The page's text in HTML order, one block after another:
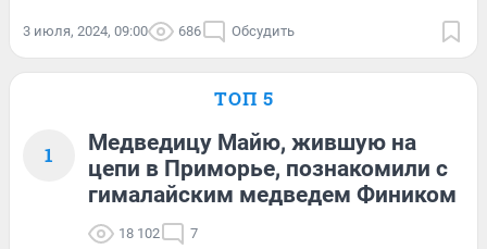
3 июля, 2024, 09:00 686 Обсудить
ТОП 5
1
Медведицу Майю, жившую на
цепи в Приморье, познакомили с
гималайским медведем Фиником
18 102 7